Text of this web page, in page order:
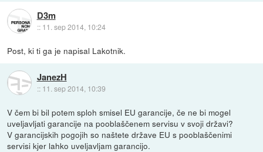
D3m
:: 11. sep 2014, 10:24
Post, ki ti ga je napisal Lakotnik.
JanezH
:: 11. sep 2014, 10:39
V čem bi bil potem sploh smisel EU garancije, če ne bi mogel
uveljavljati garancije na pooblaščenem servisu v svoji državi?
V garancijskih pogojih so naštete države EU s pooblaščenimi
servisi kjer lahko uveljavljam garancijo.